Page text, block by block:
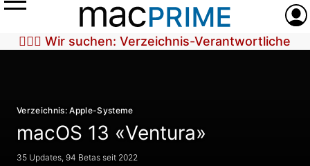
Menü
🕵🏼‍♀️ Wir suchen: Verzeichnis-Verantwortliche
Verzeichnis: Apple-Systeme
macOS 13 «Ventura»
35 Updates, 94 Betas seit 2022